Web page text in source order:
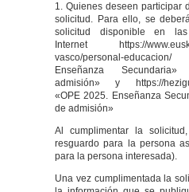
1. Quienes deseen participar
solicitud. Para ello, se
solicitud disponible en
Internet https://
vasco/personal-
Enseñanza
admisión» y https://
«OPE 2025. Enseñanza
de admisión»
Al cumplimentar la
resguardo para la persona
para la persona interesada).
Una vez cumplimentada la